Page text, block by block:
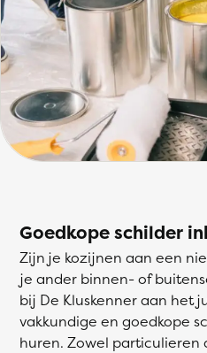
Goedkope schilder
Zijn je kozijnen aan een
je ander binnen- of
bij De Kluskenner aan het
vakkundige en goedkope
huren. Zowel particulieren